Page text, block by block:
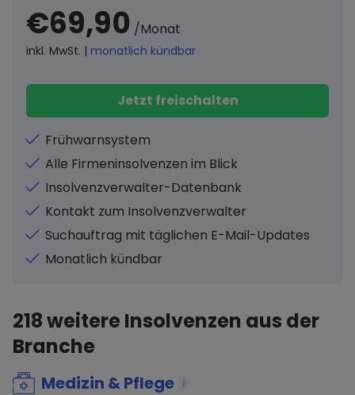
€69,90 /Monat
inkl. MwSt. | monatlich kündbar
Jetzt freischalten
Frühwarnsystem
Alle Firmeninsolvenzen im Blick
Insolvenzverwalter-Datenbank
Kontakt zum Insolvenzverwalter
Suchauftrag mit täglichen E-Mail-Updates
Monatlich kündbar
218weitere Insolvenzen aus der
Branche
Medizin & Pflege i